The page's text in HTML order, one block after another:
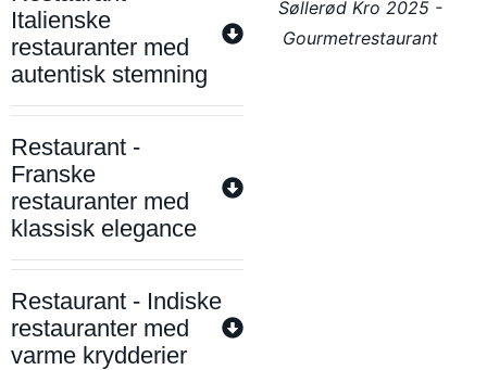
Italienske
restauranter med
autentisk stemning
Restaurant -
Franske
restauranter med
klassisk elegance
Restaurant - Indiske
restauranter med
varme krydderier
Søllerød Kro 2025 -
Gourmetrestaurant